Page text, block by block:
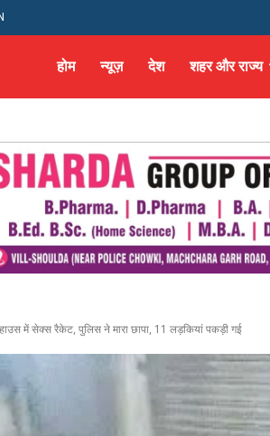
होम न्यूज़ देश शहर और राज्य
में सेक्स रैकेट, पुलिस ने मारा छापा, 11 लड़कियां पकड़ी गई